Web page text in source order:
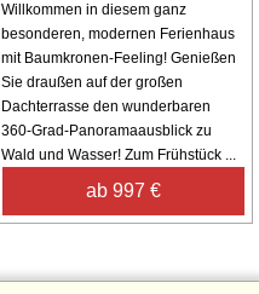
Willkommen in diesem ganz
besonderen, modernen Ferienhaus
mit Baumkronen-Feeling! Genießen
Sie draußen auf der großen
Dachterrasse den wunderbaren
360-Grad-Panoramaausblick zu
Wald und Wasser! Zum Frühstück ...
ab 997 €